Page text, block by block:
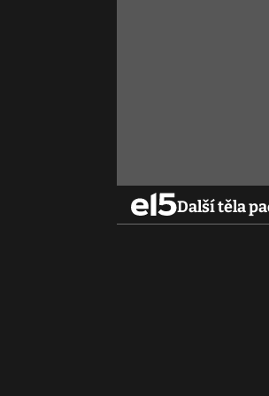
Další těla